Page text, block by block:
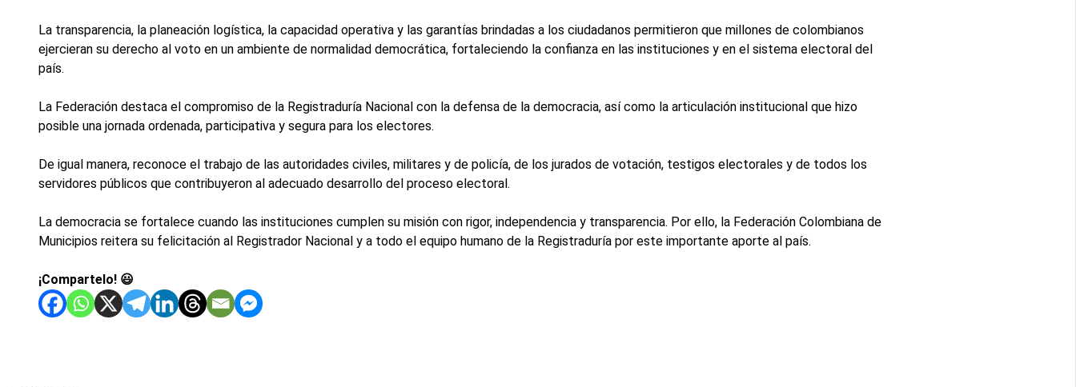
La transparencia, la planeación logística, la capacidad operativa y las garantías brindadas a los ciudadanos permitieron que millones de colombianos
ejercieran su derecho al voto en un ambiente de normalidad democrática, fortaleciendo la confianza en las instituciones y en el sistema electoral del
país.
La Federación destaca el compromiso de la Registraduría Nacional con la defensa de la democracia, así como la articulación institucional que hizo
posible una jornada ordenada, participativa y segura para los electores.
De igual manera, reconoce el trabajo de las autoridades civiles, militares y de policía, de los jurados de votación, testigos electorales y de todos los
servidores públicos que contribuyeron al adecuado desarrollo del proceso electoral.
La democracia se fortalece cuando las instituciones cumplen su misión con rigor, independencia y transparencia. Por ello, la Federación Colombiana de
Municipios reitera su felicitación al Registrador Nacional y a todo el equipo humano de la Registraduría por este importante aporte al país.
¡Compartelo! 😃